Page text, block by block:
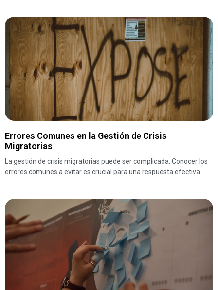
Errores Comunes en la Gestión de Crisis
Migratorias
La gestión de crisis migratorias puede ser complicada. Conocer los
errores comunes a evitar es crucial para una respuesta efectiva.